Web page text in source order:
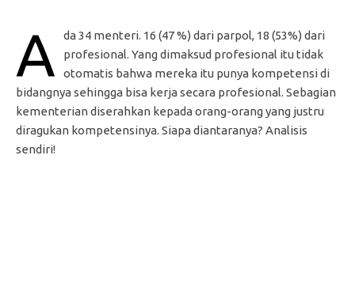
A
da 34 menteri. 16 (47 %) dari parpol, 18 (53%) dari
profesional. Yang dimaksud profesional itu tidak
otomatis bahwa mereka itu punya kompetensi di
bidangnya sehingga bisa kerja secara profesional. Sebagian
kementerian diserahkan kepada orang-orang yang justru
diragukan kompetensinya. Siapa diantaranya? Analisis
sendiri!